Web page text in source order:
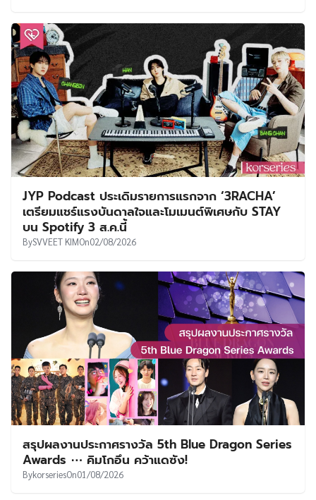
JYP Podcast ประเดิมรายการแรกจาก ‘3RACHA’
เตรียมแชร์แรงบันดาลใจและโมเมนต์พิเศษกับ STAY
บน Spotify 3 ส.ค.นี้
BySVVEET KIMOn02/08/2026
สรุปผลงานประกาศรางวัล 5th Blue Dragon Series
Awards ⋯ คิมโกอึน คว้าแดซัง!
BykorseriesOn01/08/2026